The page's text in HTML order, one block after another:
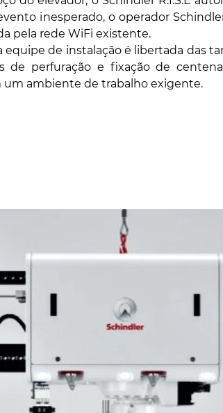
inesperado, o operador
pela rede WiFi existente.
equipe de instalação é libertada das
de perfuração e fixação de
um ambiente de trabalho exigente.